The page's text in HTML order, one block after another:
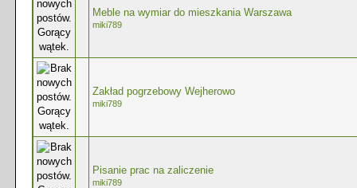
Meble na wymiar do mieszkania Warszawa
miki789
Zakład pogrzebowy Wejherowo
miki789
Pisanie prac na zaliczenie
miki789